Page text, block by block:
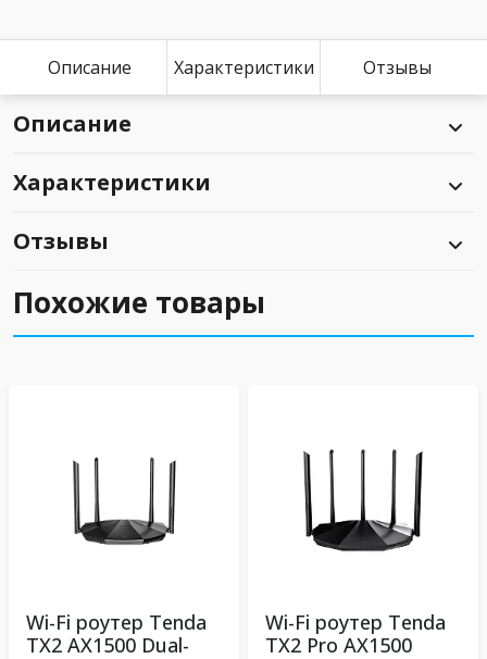
Описание Характеристики Отзывы
Описание
Характеристики
Отзывы
Похожие товары
Wi-Fi роутер Tenda
TX2 AX1500 Dual-
Wi-Fi роутер Tenda
TX2 Pro АX1500